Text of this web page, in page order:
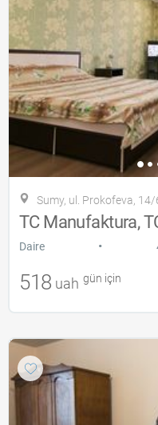
Sumy, ul. Prokofeva, 14/
TC Manufaktura,
Daire •
518 uah gün için